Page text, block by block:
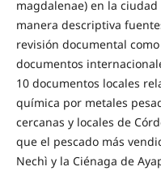
magdalenae) en la
manera descriptiva
revisión documental
documentos
10 documentos locales
química por metales
cercanas y locales de
que el pescado más
Nechì y la Ciénaga de